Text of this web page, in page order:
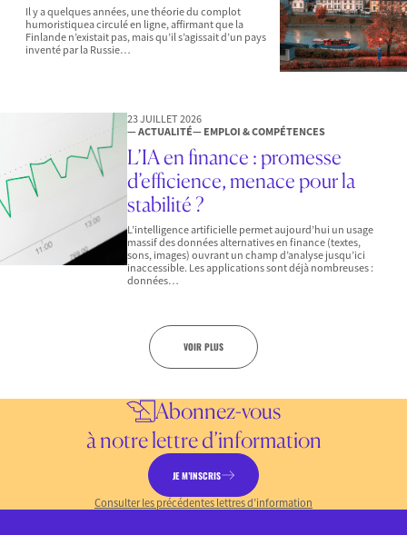
Il y a quelques années, une théorie du complot
humoristiquea circulé en ligne, affirmant que la
Finlande n’existait pas, mais qu’il s’agissait d’un pays
inventé par la Russie…
23 JUILLET 2026
— ACTUALITÉ— EMPLOI & COMPÉTENCES
L’IA en finance : promesse
d’efficience, menace pour la
stabilité ?
L’intelligence artificielle permet aujourd’hui un usage
massif des données alternatives en finance (textes,
sons, images) ouvrant un champ d’analyse jusqu’ici
inaccessible. Les applications sont déjà nombreuses :
données…
VOIR PLUS
Abonnez-vous
à notre lettre d’information
JE M’INSCRIS
Consulter les précédentes lettres d’information